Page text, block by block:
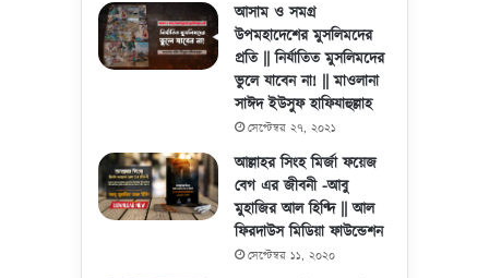
আসাম ও সমগ্র
উপমহাদেশের মুসলিমদের
প্রতি || নির্যাতিত মুসলিমদের
ভুলে যাবেন না! || মাওলানা
সাঈদ ইউসুফ হাফিযাহুল্লাহ
সেপ্টেম্বর ২৭, ২০২১
আল্লাহর সিংহ মির্জা ফয়েজ
বেগ এর জীবনী -আবু
মুহাজির আল হিণ্দি || আল
ফিরদাউস মিডিয়া ফাউন্ডেশন
সেপ্টেম্বর ১১, ২০২০